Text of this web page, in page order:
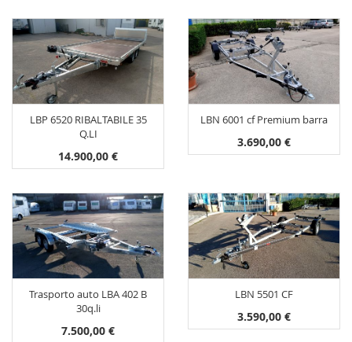
LBP 6520 RIBALTABILE 35
Q.LI
14.900,00 €
LBN 6001 cf Premium barra
3.690,00 €
Trasporto auto LBA 402 B
30q.li
7.500,00 €
LBN 5501 CF
3.590,00 €